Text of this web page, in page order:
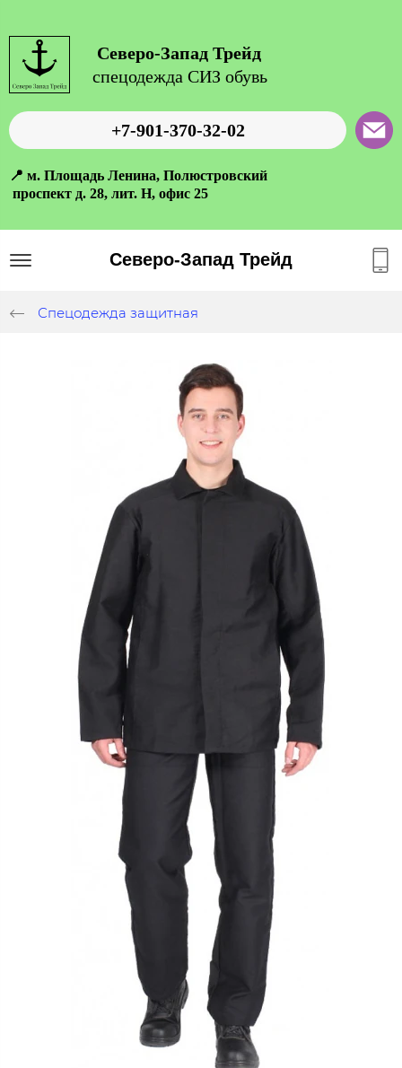
Северо-Запад Трейд
спецодежда СИЗ обувь
+7-901-370-32-02
📍 м. Площадь Ленина, Полюстровский
проспект д. 28, лит. Н, офис 25
Северо-Запад Трейд
Спецодежда защитная